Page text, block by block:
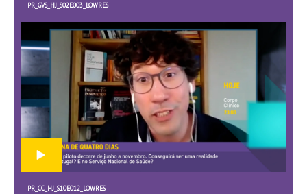
PR_GVS_HJ_S02E003_LOWRES
PR_CC_HJ_S10E012_LOWRES